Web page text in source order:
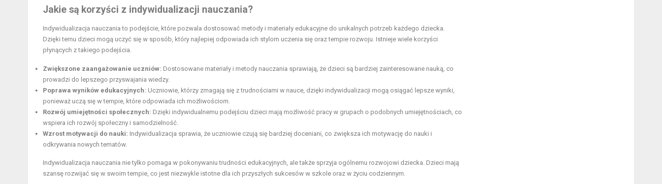
Jakie są korzyści z indywidualizacji nauczania?
Indywidualizacja nauczania to podejście, które pozwala dostosować metody i materiały edukacyjne do unikalnych potrzeb każdego dziecka.
Dzięki temu dzieci mogą uczyć się w sposób, który najlepiej odpowiada ich stylom uczenia się oraz tempie rozwoju. Istnieje wiele korzyści
płynących z takiego podejścia.
Zwiększone zaangażowanie uczniów: Dostosowane materiały i metody nauczania sprawiają, że dzieci są bardziej zainteresowane nauką, co
prowadzi do lepszego przyswajania wiedzy.
Poprawa wyników edukacyjnych: Uczniowie, którzy zmagają się z trudnościami w nauce, dzięki indywidualizacji mogą osiągać lepsze wyniki,
ponieważ uczą się w tempie, które odpowiada ich możliwościom.
Rozwój umiejętności społecznych: Dzięki indywidualnemu podejściu dzieci mają możliwość pracy w grupach o podobnych umiejętnościach, co
wspiera ich rozwój społeczny i samodzielność.
Wzrost motywacji do nauki: Indywidualizacja sprawia, że uczniowie czują się bardziej doceniani, co zwiększa ich motywację do nauki i
odkrywania nowych tematów.
Indywidualizacja nauczania nie tylko pomaga w pokonywaniu trudności edukacyjnych, ale także sprzyja ogólnemu rozwojowi dziecka. Dzieci mają
szansę rozwijać się w swoim tempie, co jest niezwykle istotne dla ich przyszłych sukcesów w szkole oraz w życiu codziennym.